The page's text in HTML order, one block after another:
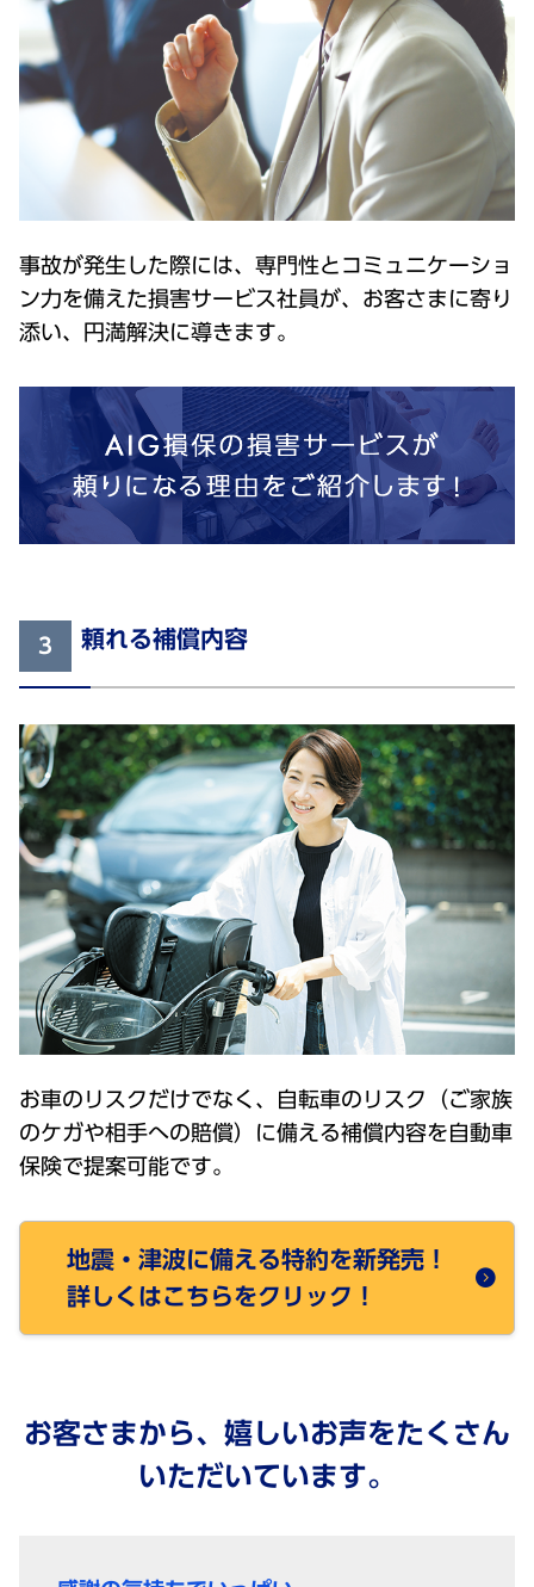
事故が発生した際には、専門性とコミュニケーショ
ン力を備えた損害サービス社員が、お客さまに寄り
添い、円満解決に導きます。
3 頼れる補償内容
お車のリスクだけでなく、自転車のリスク（ご家族
のケガや相手への賠償）に備える補償内容を自動車
保険で提案可能です。
地震・津波に備える特約を新発売！
詳しくはこちらをクリック！
お客さまから、嬉しいお声をたくさん
いただいています。